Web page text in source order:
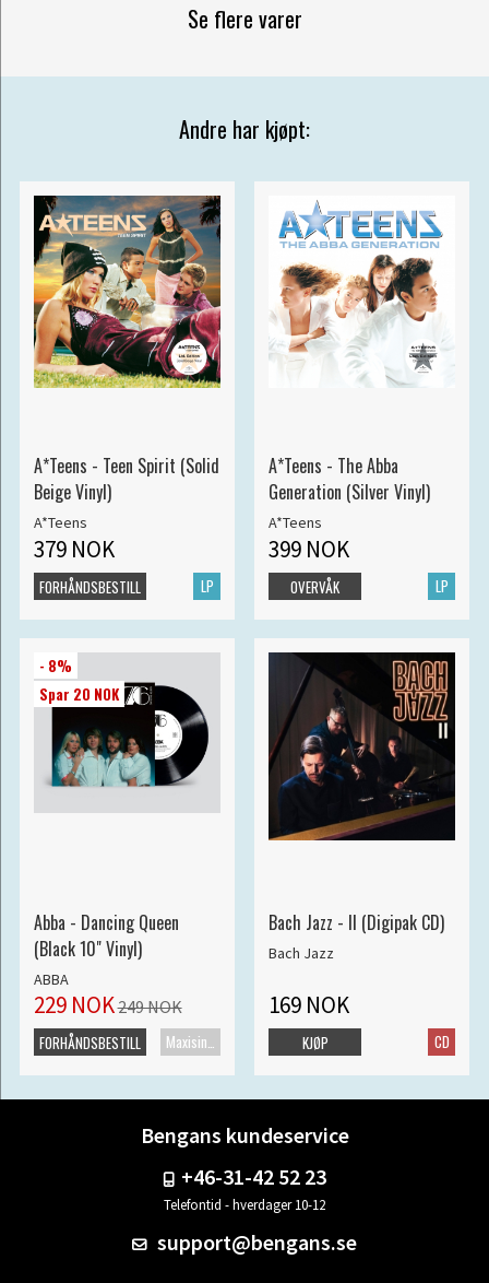
Se flere varer
Andre har kjøpt:
A*Teens - Teen Spirit (Solid
Beige Vinyl)
A*Teens
379 NOK
LP
FORHÅNDSBESTILL
A*Teens - The Abba
Generation (Silver Vinyl)
A*Teens
399 NOK
LP
OVERVÅK
- 8%
Spar 20 NOK
Abba - Dancing Queen
(Black 10" Vinyl)
ABBA
229 NOK249 NOK
Maxisingel
FORHÅNDSBESTILL
Bach Jazz - II (Digipak CD)
Bach Jazz
169 NOK
CD
KJØP
Bengans kundeservice
+46-31-42 52 23
Telefontid - hverdager 10-12
support@bengans.se